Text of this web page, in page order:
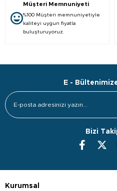
Müşteri Memnuniyeti
%100 Müşteri memnuniyetiyle
kaliteyi uygun fiyatla
buluşturuyoruz.
E -
Bizi
Kurumsal